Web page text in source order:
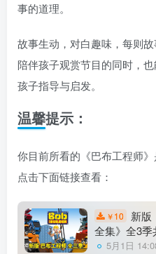
事的道理。
故事生动，对白趣味，每则
陪伴孩子观赏节目的同时，
孩子指导与启发。
温馨提示：
你目前所看的《巴布工程师
点击下面链接查看：
￥ 10
新版
全集》全3季
英文字幕，
5月1日